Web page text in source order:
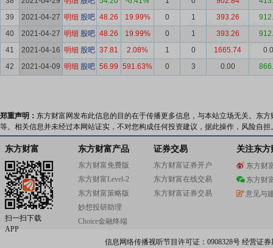
39
2021-04-27 明细 股吧 48.26 19.99% 0 1 393.26
40
2021-04-27 明细 股吧 48.26 19.99% 0 1 393.26
41
2021-04-16 明细 股吧 37.81 2.08% 1 0 1665.74
42
2021-04-09 明细 股吧 56.99 591.63% 0 3 0.00
郑重声明： 东方财富网发布此信息的目的在于传播更多信息，与本站立场无关。东
等。相关信息并未经过本网站证实，不对您构成任何投资建议，据此操作，风险自担